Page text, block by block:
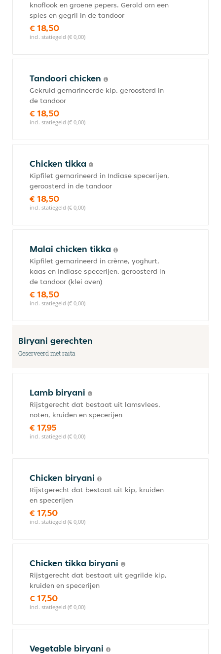
knoflook en groene pepers. Gerold om een
spies en gegril in de tandoor
€ 18,50
incl. statiegeld (€ 0,00)
Tandoori chicken
Gekruid gemarineerde kip, geroosterd in
de tandoor
€ 18,50
incl. statiegeld (€ 0,00)
Chicken tikka
Kipfilet gemarineerd in Indiase specerijen,
geroosterd in de tandoor
€ 18,50
incl. statiegeld (€ 0,00)
Malai chicken tikka
Kipfilet gemarineerd in crème, yoghurt,
kaas en Indiase specerijen, geroosterd in
de tandoor (klei oven)
€ 18,50
incl. statiegeld (€ 0,00)
Biryani gerechten
Geserveerd met raita
Lamb biryani
Rijstgerecht dat bestaat uit lamsvlees,
noten, kruiden en specerijen
€ 17,95
incl. statiegeld (€ 0,00)
Chicken biryani
Rijstgerecht dat bestaat uit kip, kruiden
en specerijen
€ 17,50
incl. statiegeld (€ 0,00)
Chicken tikka biryani
Rijstgerecht dat bestaat uit gegrilde kip,
kruiden en specerijen
€ 17,50
incl. statiegeld (€ 0,00)
Vegetable biryani